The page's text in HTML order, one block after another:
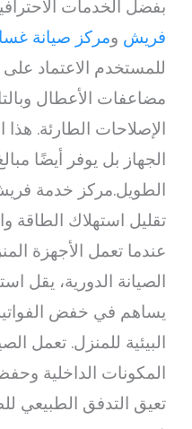
بفضل الخدمات
فريش ومركز صيانة
للمستخدم الاعتماد
مضاعفات الأعطال
الإصلاحات الطارئة.
الجهاز بل يوفر أيضًا
الطويل.مركز خدمة
تقليل استهلاك الطاقة
عندما تعمل الأجهزة
الصيانة الدورية، يقل
يساهم في خفض
البيئية للمنزل. تعمل
المكونات الداخلية
تعيق التدفق الطبيعي